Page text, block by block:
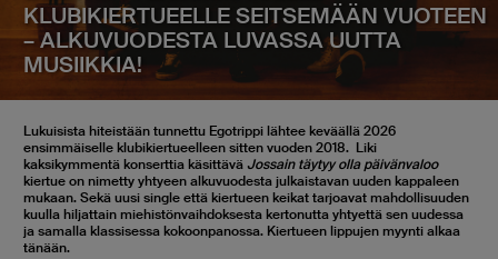
KLUBIKIERTUEELLE SEITSEMÄÄN VUOTEEN
– ALKUVUODESTA LUVASSA UUTTA
MUSIIKKIA!
Lukuisista hiteistään tunnettu Egotrippi lähtee keväällä 2026
ensimmäiselle klubikiertueelleen sitten vuoden 2018. Liki
kaksikymmentä konserttia käsittävä Jossain täytyy olla päivänvaloo
kiertue on nimetty yhtyeen alkuvuodesta julkaistavan uuden kappaleen
mukaan. Sekä uusi single että kiertueen keikat tarjoavat mahdollisuuden
kuulla hiljattain miehistönvaihdoksesta kertonutta yhtyettä sen uudessa
ja samalla klassisessa kokoonpanossa. Kiertueen lippujen myynti alkaa
tänään.